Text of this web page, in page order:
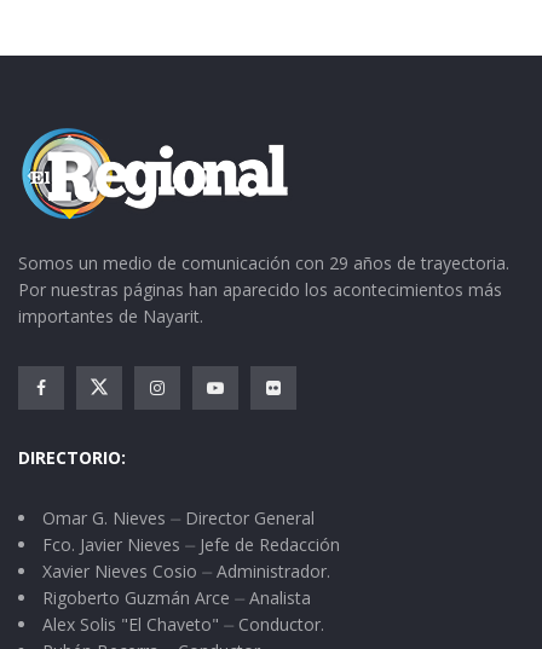
Somos un medio de comunicación con 29 años de trayectoria.
Por nuestras páginas han aparecido los acontecimientos más
importantes de Nayarit.
DIRECTORIO:
Omar G. Nieves ⏤ Director General
Fco. Javier Nieves ⏤ Jefe de Redacción
Xavier Nieves Cosio ⏤ Administrador.
Rigoberto Guzmán Arce ⏤ Analista
Alex Solis "El Chaveto" ⏤ Conductor.